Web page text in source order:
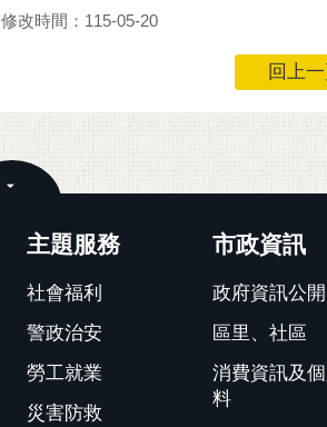
修改時間：115-05-20
回上一
主題服務
社會福利
警政治安
勞工就業
災害防救
市政資訊
政府資訊公開
區里、社區
消費資訊及
料